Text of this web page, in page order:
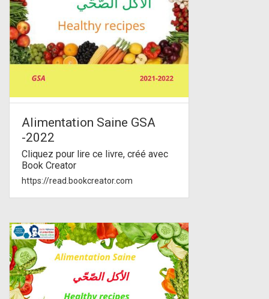
Alimentation Saine GSA
-2022
Cliquez pour lire ce livre, créé avec
Book Creator
https://read.bookcreator.com